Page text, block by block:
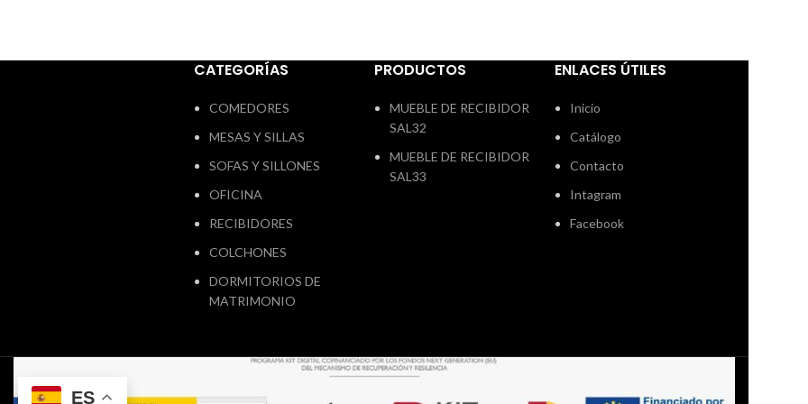
CATEGORÍAS
COMEDORES
MESAS Y SILLAS
SOFAS Y SILLONES
OFICINA
RECIBIDORES
COLCHONES
DORMITORIOS DE
MATRIMONIO
PRODUCTOS
MUEBLE DE RECIBIDOR
SAL32
MUEBLE DE RECIBIDOR
SAL33
ENLACES ÚTILES
Inicio
Catálogo
Contacto
Intagram
Facebook
ES